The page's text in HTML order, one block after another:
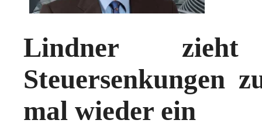
Lindner
Steuersenkungen
mal wieder ein